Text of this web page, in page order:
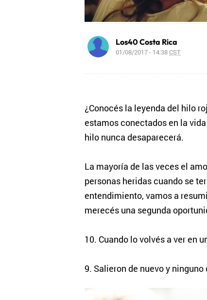
Los40 Costa Rica
01/08/2017 - 14:38CST
¿Conocés la leyenda del hilo
estamos conectados en la
hilo nunca desaparecerá.
La mayoría de las veces el
personas heridas cuando se
entendimiento, vamos a
merecés una segunda
10. Cuando lo volvés a ver en
9. Salieron de nuevo y